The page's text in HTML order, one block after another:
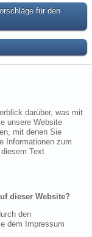
für den
darüber, was mit
unsere Website
mit denen Sie
Informationen zum
Text
dieser Website?
den
dem Impressum